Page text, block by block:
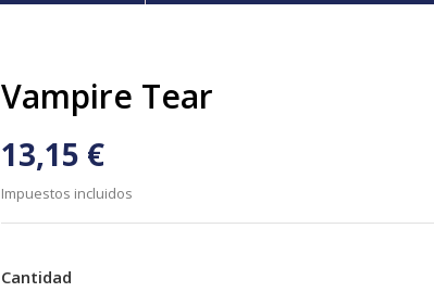
Vampire Tear
13,15 €
Impuestos incluidos
Cantidad